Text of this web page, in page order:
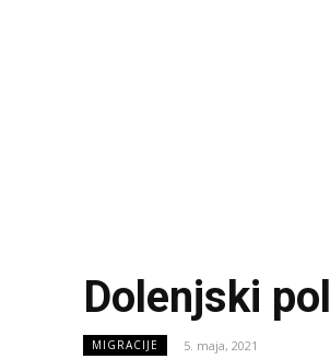
Dolenjski
MIGRACIJE 5. maja, 2021